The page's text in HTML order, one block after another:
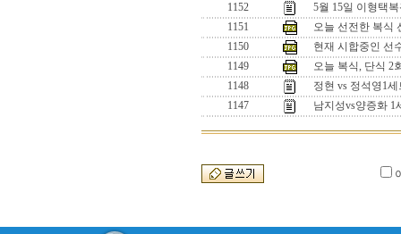
1152
5월 15일 이형택
1151
오늘 선전한 복식
1150
현재 시합중인 선
1149
오늘 복식, 단식 2
1148
정현 vs 정석영1
1147
남지성vs양증화 1